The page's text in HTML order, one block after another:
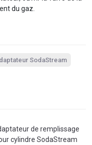
du gaz.
SodaStream
de remplissage
cylindre SodaStream